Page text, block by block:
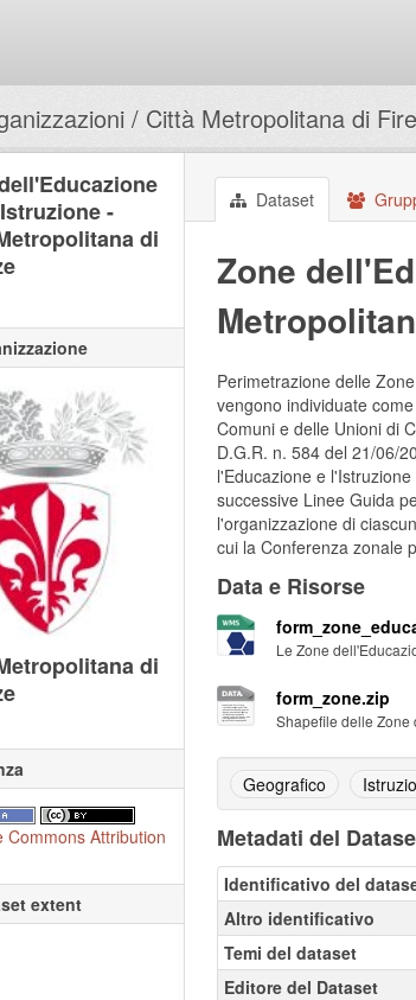
Città Metropolitana di
Dataset
Zone
Perimetrazione delle
vengono individuate
Comuni e delle Unioni di
D.G.R. n. 584 del 21/06/
l'Educazione e
successive Linee Guida
l'organizzazione di
cui la Conferenza zonale
Data e Risorse
Le Zone
form_zone.zip
Shapefile delle Zone
Geografico
Metadati del
Identificativo del
Altro identificativo
Temi del dataset
Editore del Dataset
-
di
di
Commons Attribution
extent